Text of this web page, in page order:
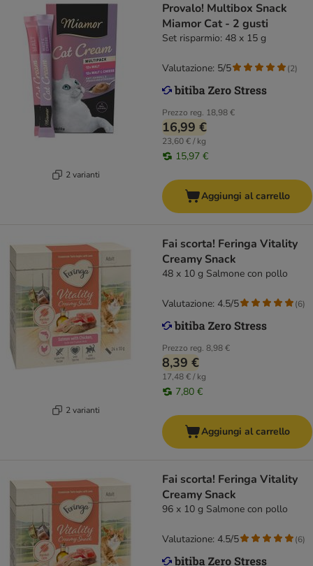
2 varianti
Provalo! Multibox Snack
Miamor Cat - 2 gusti
Set risparmio: 48 x 15 g
Prezzo reg. 18,98 €
16,99 €
23,60 € / kg
15,97 €
Valutazione: 5/5 (2)
Aggiungi al carrello
2 varianti
Fai scorta! Feringa Vitality
Creamy Snack
48 x 10 g Salmone con pollo
Prezzo reg. 8,98 €
8,39 €
17,48 € / kg
7,80 €
Valutazione: 4.5/5 (6)
Aggiungi al carrello
Fai scorta! Feringa Vitality
Creamy Snack
96 x 10 g Salmone con pollo
Valutazione: 4.5/5 (6)